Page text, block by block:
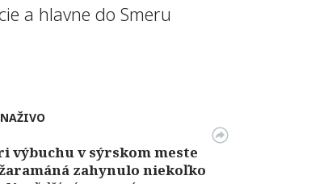
a hlavne do Smeru
NAŽIVO
výbuchu v sýrskom meste
zahynulo niekoľko